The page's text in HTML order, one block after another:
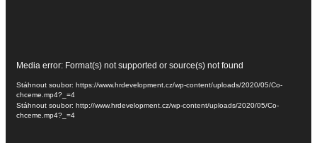
Media error: Format(s) not supported or source(s) not found
Stáhnout soubor: https://www.hrdevelopment.cz/wp-content/uploads/2020/05/Co-
chceme.mp4?_=4
Stáhnout soubor: http://www.hrdevelopment.cz/wp-content/uploads/2020/05/Co-
chceme.mp4?_=4